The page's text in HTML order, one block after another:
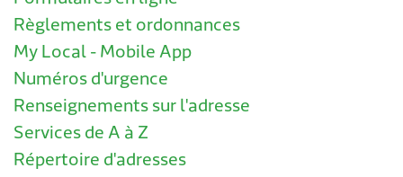
Règlements et ordonnances
My Local - Mobile App
Numéros d'urgence
Renseignements sur l'adresse
Services de A à Z
Répertoire d'adresses